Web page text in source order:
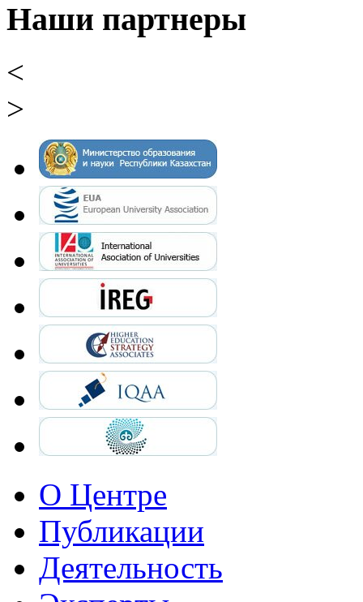
Наши партнеры
<
>
О Центре
Публикации
Деятельность